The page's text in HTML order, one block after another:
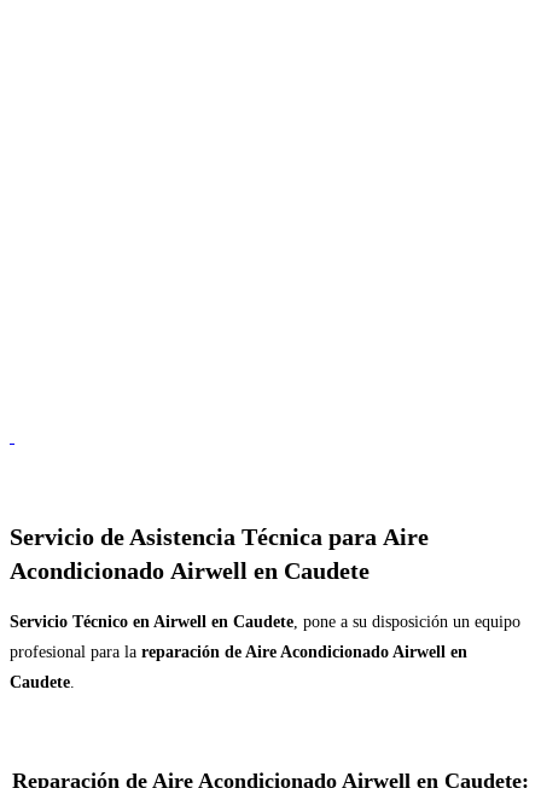
Servicio de Asistencia Técnica para Aire
Acondicionado Airwell en Caudete
Servicio Técnico en Airwell en Caudete, pone a su disposición un equipo
profesional para la reparación de Aire Acondicionado Airwell en
Caudete.
Reparación de Aire Acondicionado Airwell en Caudete: